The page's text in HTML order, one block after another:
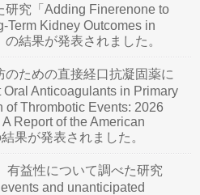
研究「Adding Finerenone to
Term Kidney Outcomes in
結果が発表されました。
ための直接経口抗凝固薬に
Anticoagulants in Primary
Thrombotic Events: 2026
Report of the American
果が発表されました。
有益性について調べた研究
and unanticipated